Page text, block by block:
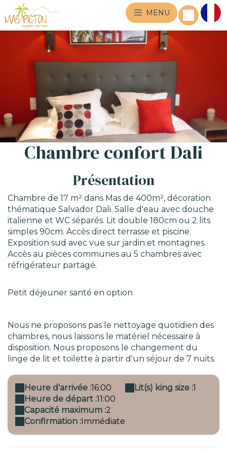
MENU
Chambre confort Dali
Présentation
Chambre de 17 m² dans Mas de 400m², décoration
thématique Salvador Dali. Salle d'eau avec douche
italienne et WC séparés. Lit double 180cm ou 2 lits
simples 90cm. Accès direct terrasse et piscine.
Exposition sud avec vue sur jardin et montagnes.
Accès au pièces communes au 5 chambres avec
réfrigérateur partagé.
Petit déjeuner santé en option
Nous ne proposons pas le nettoyage quotidien des
chambres, nous laissons le matériel nécessaire à
disposition. Nous proposons le changement du
linge de lit et toilette à partir d'un séjour de 7 nuits.
Heure d'arrivée :16:00
Heure de départ :11:00
Capacité maximum :2
Confirmation :Immédiate
Lit(s) king size :1